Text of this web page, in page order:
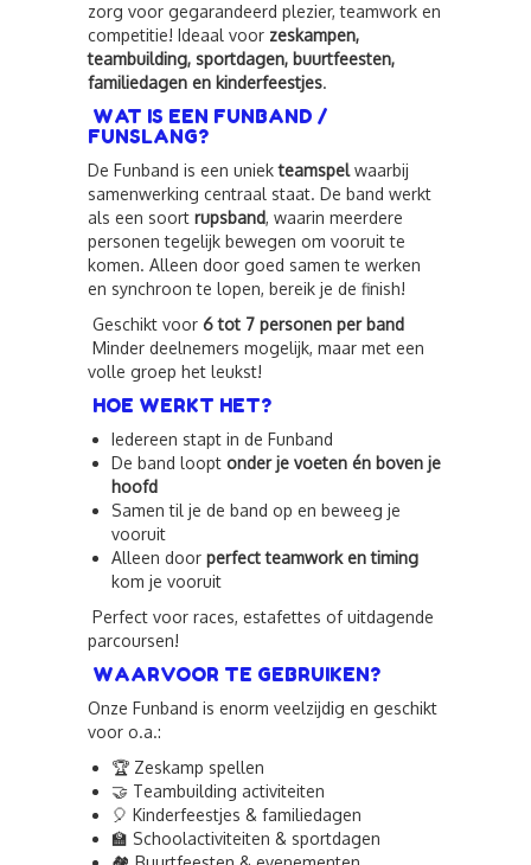
zorg voor gegarandeerd plezier, teamwork en
competitie! Ideaal voor zeskampen,
teambuilding, sportdagen, buurtfeesten,
familiedagen en kinderfeestjes.
WAT IS EEN FUNBAND /
FUNSLANG?
De Funband is een uniekteamspelwaarbij
samenwerking centraal staat. De band werkt
als een soort rupsband, waarin meerdere
personen tegelijk bewegen om vooruit te
komen. Alleen door goed samen te werken
en synchroon te lopen, bereik je de finish!
Geschikt voor 6 tot 7 personen per band
Minder deelnemers mogelijk, maar met een
volle groep het leukst!
HOE WERKT HET?
Iedereen stapt in de Funband
De band loopt onder je voeten én boven je
hoofd
Samen til je de band op en beweeg je
vooruit
Alleen door perfect teamwork en timing
kom je vooruit
Perfect voor races, estafettes of uitdagende
parcoursen!
WAARVOOR TE GEBRUIKEN?
Onze Funband is enorm veelzijdig en geschikt
voor o.a.:
🏆 Zeskamp spellen
🤝 Teambuilding activiteiten
🎈 Kinderfeestjes & familiedagen
🏫 Schoolactiviteiten & sportdagen